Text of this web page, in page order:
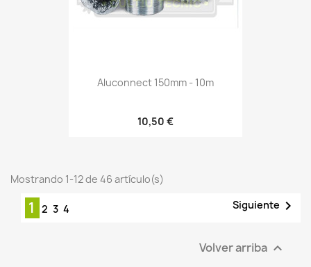
Aluconnect 150mm - 10m
10,50 €
Mostrando 1-12 de 46 artículo(s)
1 2 3 4 Siguiente 
Volver arriba 